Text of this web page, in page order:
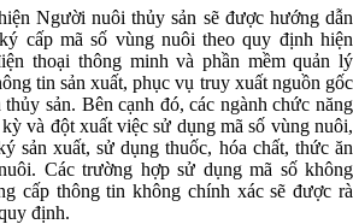
Người nuôi thủy sản sẽ được hướng dẫn
cấp mã số vùng nuôi theo quy định hiện
thoại thông minh và phần mềm quản lý
tin sản xuất, phục vụ truy xuất nguồn gốc
sản. Bên cạnh đó, các ngành chức năng
và đột xuất việc sử dụng mã số vùng nuôi,
sản xuất, sử dụng thuốc, hóa chất, thức ăn
Các trường hợp sử dụng mã số không
cấp thông tin không chính xác sẽ được rà
định.